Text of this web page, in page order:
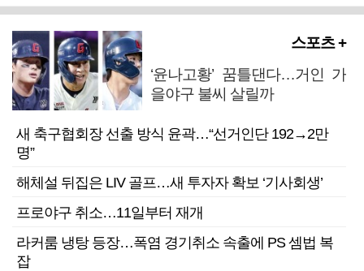
스포츠 +
‘윤나고황’ 꿈틀댄다…거인 가
을야구 불씨 살릴까
새 축구협회장 선출 방식 윤곽…“선거인단 192→2만
명”
해체설 뒤집은 LIV 골프…새 투자자 확보 ‘기사회생’
프로야구 취소…11일부터 재개
라커룸 냉탕 등장…폭염 경기취소 속출에 PS 셈법 복
잡